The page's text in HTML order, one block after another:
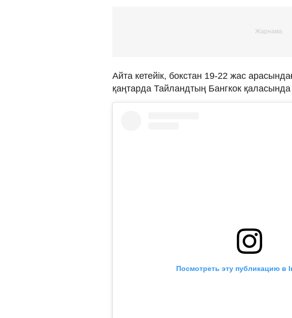
Айта кетейік, бокстан 19-22 жас
қаңтарда Тайландтың Бангкок қаласында
Посмотреть эту публикацию в